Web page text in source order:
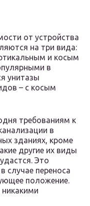
от устройства
на три вида:
и косым
в
унитазы
– с косым
требованиям к
в
зданиях, кроме
другие их виды
Это
случае переноса
положение.